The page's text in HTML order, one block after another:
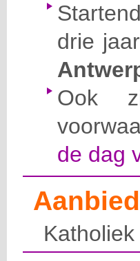
drie
Ook
de dag